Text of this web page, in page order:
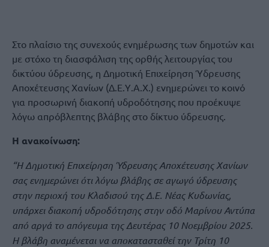
Στο πλαίσιο της συνεχούς ενημέρωσης των δημοτών και
με στόχο τη διασφάλιση της ορθής λειτουργίας του
δικτύου ύδρευσης, η Δημοτική Επιχείρηση Ύδρευσης
Αποχέτευσης Χανίων (Δ.Ε.Υ.Α.Χ.) ενημερώνει το κοινό
για προσωρινή διακοπή υδροδότησης που προέκυψε
λόγω απρόβλεπτης βλάβης στο δίκτυο ύδρευσης.
Η ανακοίνωση:
“Η Δημοτική Επιχείρηση Ύδρευσης Αποχέτευσης Χανίων
σας ενημερώνει ότι λόγω βλάβης σε αγωγό ύδρευσης
στην περιοχή του Κλαδισού της Δ.Ε. Νέας Κυδωνίας,
υπάρχει διακοπή υδροδότησης στην οδό Μαρίνου Αντύπα
από αργά το απόγευμα της Δευτέρας 10 Νοεμβρίου 2025.
Η βλάβη αναμένεται να αποκατασταθεί την Τρίτη 10